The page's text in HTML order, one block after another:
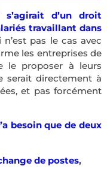
s’agirait d’un droit
travaillant dans
n’est pas le cas avec
les entreprises de
le proposer à leurs
serait directement à
et pas forcément
besoin que de deux
de postes,